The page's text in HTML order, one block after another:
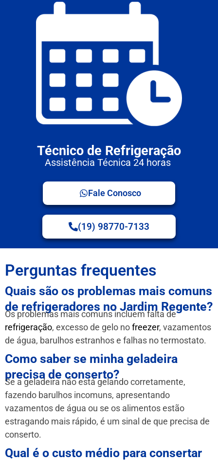
Técnico de Refrigeração
Assistência Técnica 24 horas
Fale Conosco
(19) 98770-7133
Perguntas frequentes
Quais são os problemas mais comuns
de refrigeradores no Jardim Regente?
Os problemas mais comuns incluem falta de
refrigeração, excesso de gelo nofreezer, vazamentos
de água, barulhos estranhos e falhas no termostato.
Como saber se minha geladeira
precisa de conserto?
Se a geladeira não está gelando corretamente,
fazendo barulhos incomuns, apresentando
vazamentos de água ou se os alimentos estão
estragando mais rápido, é um sinal de que precisa de
conserto.
Qual é o custo médio para consertar